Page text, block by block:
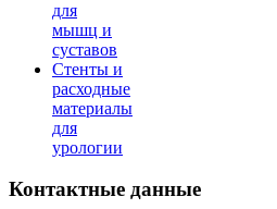
для
мышц и
суставов
Стенты и
расходные
материалы
для
урологии
Контактные данные